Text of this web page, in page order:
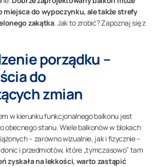
miejsca do wypoczynku, ale także strefy
zakątka. Jak to zrobić? Zapoznaj się z
porządku –
do
zmian
w kierunku funkcjonalnego balkonu jest
obecnego stanu. Wiele balkonów w blokach
– zarówno wizualnie, jak i fizycznie –
i przedmiotów, które „tymczasowo” tam
zyskała na lekkości, warto zastąpić